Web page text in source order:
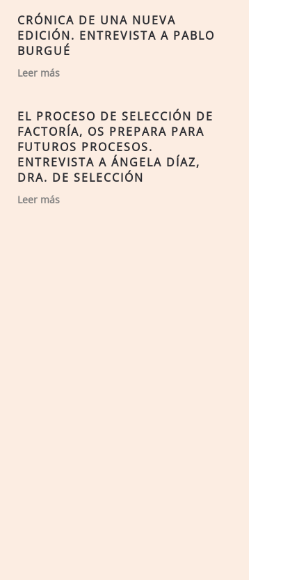
CRÓNICA DE UNA NUEVA
EDICIÓN. ENTREVISTA A PABLO
BURGUÉ
Leer más
EL PROCESO DE SELECCIÓN DE
FACTORÍA, OS PREPARA PARA
FUTUROS PROCESOS.
ENTREVISTA A ÁNGELA DÍAZ,
DRA. DE SELECCIÓN
Leer más